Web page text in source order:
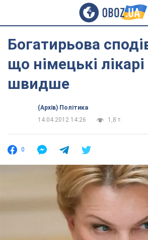
Богатирьова
що німецькі
швидше
(Архів) Політика
14.04.2012 14:26
1,8 т.
0